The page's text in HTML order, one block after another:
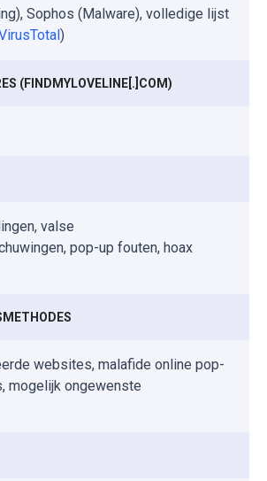
Sophos (Malware), volledige lijst
)
(FINDMYLOVELINE[.]COM)
valse
pop-up fouten, hoax
websites, malafide online pop-
mogelijk ongewenste